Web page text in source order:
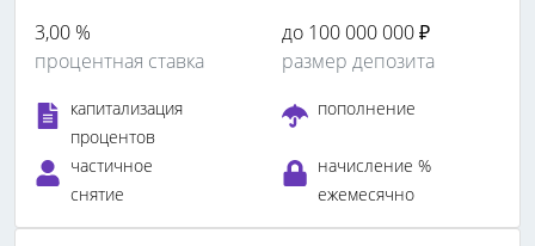
3,00 %
процентная ставка
до 100 000 000 ₽
размер депозита
капитализация
процентов
пополнение
частичное
снятие
начисление %
ежемесячно